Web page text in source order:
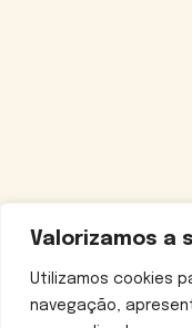
Valorizamos a
Utilizamos cookies
navegação,